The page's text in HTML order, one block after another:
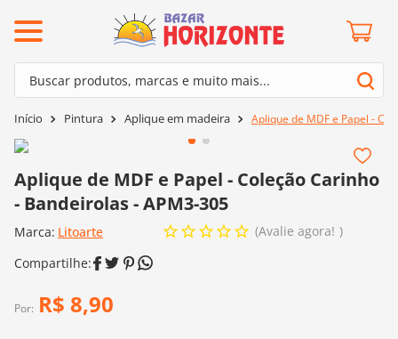
Buscar produtos, marcas e muito mais...
Pintura Aplique em madeira Aplique de MDF e Papel -
Aplique de MDF e Papel - Coleção Carinho
- Bandeirolas - APM3-305
Marca: Litoarte Avalie agora!
Por: R$ 8,90
Termos mais buscados
3º agulha crochê
4º kit amigurumi
5º lã cisne
mais buscados
barroco
mollet
agulha crochê
kit amigurumi
lã cisne
euroroma